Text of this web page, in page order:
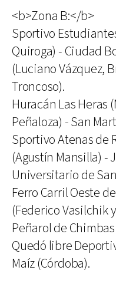
<b>Zona B:</b>
Sportivo
Quiroga) - Ciudad
(Luciano Vázquez,
Troncoso).
Huracán Las Heras
Peñaloza) - San
Sportivo Atenas de
(Agustín Mansilla) -
Universitario de
Ferro Carril Oeste
(Federico Vasilchik
Peñarol de
Quedó libre
Maíz (Córdoba).